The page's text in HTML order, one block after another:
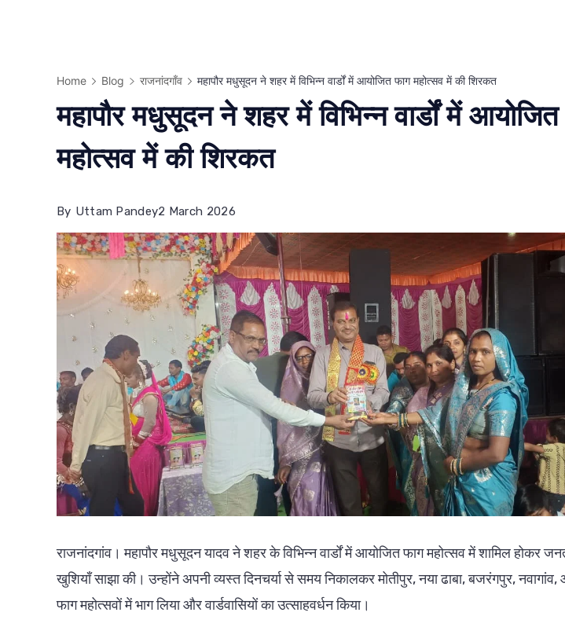
Home Blog राजनांदगाँव महापौर मधुसूदन ने शहर में विभिन्न वार्डों में आयोजित फाग महोत्सव में की शिरकत
महापौर मधुसूदन ने शहर में विभिन्न वार्डों में
महोत्सव में की शिरकत
By Uttam Pandey2 March 2026
राजनांदगांव। महापौर मधुसूदन यादव ने शहर के विभिन्न वार्डों में आयोजित फाग महोत्सव में शामिल होकर
खुशियाँ साझा की। उन्होंने अपनी व्यस्त दिनचर्या से समय निकालकर मोतीपुर, नया ढाबा, बजरंगपुर,
फाग महोत्सवों में भाग लिया और वार्डवासियों का उत्साहवर्धन किया।